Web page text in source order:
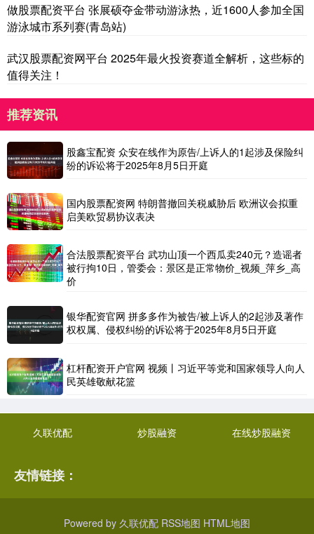
做股票配资平台 张展硕夺金带动游泳热，近1600人参加全国
游泳城市系列赛(青岛站)
武汉股票配资网平台 2025年最火投资赛道全解析，这些标的
值得关注！
推荐资讯
股鑫宝配资 众安在线作为原告/上诉人的1起涉及保险纠
纷的诉讼将于2025年8月5日开庭
国内股票配资网 特朗普撤回关税威胁后 欧洲议会拟重
启美欧贸易协议表决
合法股票配资平台 武功山顶一个西瓜卖240元？造谣者
被行拘10日，管委会：景区是正常物价_视频_萍乡_高
价
银华配资官网 拼多多作为被告/被上诉人的2起涉及著作
权权属、侵权纠纷的诉讼将于2025年8月5日开庭
杠杆配资开户官网 视频丨习近平等党和国家领导人向人
民英雄敬献花篮
久联优配 炒股融资 在线炒股融资
友情链接：
Powered by 久联优配 RSS地图 HTML地图